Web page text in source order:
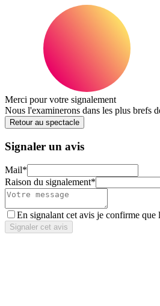
Merci pour votre signalement
Nous l'examinerons dans les plus brefs
Retour au spectacle
Signaler un avis
Mail*
Raison du signalement*
En signalant cet avis je confirme que
Signaler cet avis